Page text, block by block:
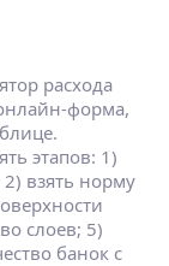
расхода
этапов: 1)
взять норму
слоев; 5)
банок с